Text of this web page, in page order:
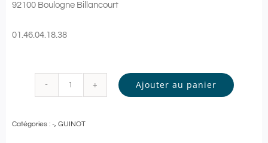
92100 Boulogne Billancourt
01.46.04.18.38
Guinot
Ajouter au panier
Catégories : -, GUINOT